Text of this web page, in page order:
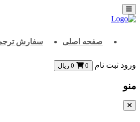
صفحه اصلی سفارش
ورود ثبت نام 0
0 ریال
منو